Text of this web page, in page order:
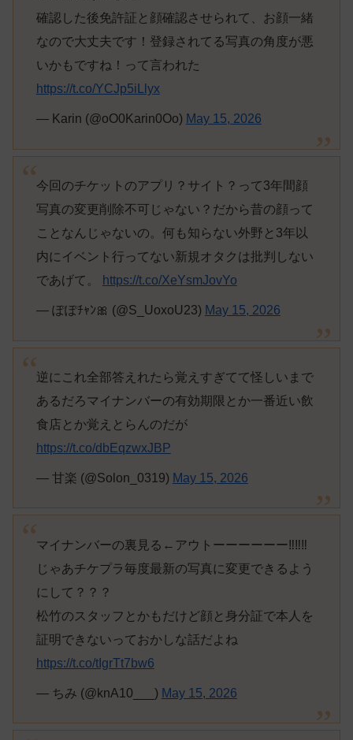
確認した後免許証と顔確認させられて、お顔一緒
なので大丈夫です！登録されてる写真の角度が悪
いかもですね！って言われた
https://t.co/YCJp5iLlyx
— Karin (@oO0Karin0Oo) May 15, 2026
今回のチケットのアプリ？サイト？って3年間顔
写真の変更削除不可じゃない？だから昔の顔って
ことなんじゃないの。何も知らない外野と3年以
内にイベント行ってない新規オタクは批判しない
であげて。
https://t.co/XeYsmJovYo
— ぽぽﾁｬﾝ🎀 (@S_UoxoU23) May 15, 2026
逆にこれ全部答えれたら覚えすぎてて怪しいまで
あるだろマイナンバーの有効期限とか一番近い飲
食店とか覚えとらんのだが
https://t.co/dbEqzwxJBP
— 甘楽 (@Solon_0319) May 15, 2026
マイナンバーの裏見る←アウトーーーーーー‼️‼️‼️
じゃあチケプラ毎度最新の写真に変更できるよう
にして？？？
松竹のスタッフとかもだけど顔と身分証で本人を
証明できないっておかしな話だよね
https://t.co/tIgrTt7bw6
— ちみ (@knA10___) May 15, 2026